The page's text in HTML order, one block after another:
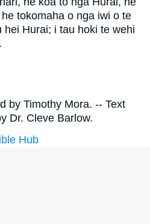
tokomaha o nga iwi o te
Hurai; i tau hoki te wehi
by Timothy Mora. -- Text
Dr. Cleve Barlow.
Hub